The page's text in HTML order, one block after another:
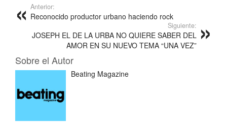
Anterior:
Reconocido productor urbano haciendo rock
Siguiente:
JOSEPH EL DE LA URBA NO QUIERE SABER DEL
AMOR EN SU NUEVO TEMA “UNA VEZ”
Sobre el Autor
Beating Magazine